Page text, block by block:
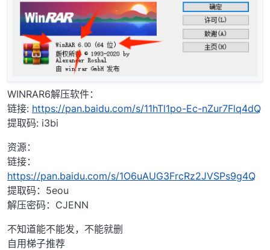
WINRAR6解压软件：
链接: https://pan.baidu.com/s/11hTl1po-Ec-nZur7Flq4dQ
提取码: i3bi
资源：
链接：
https://pan.baidu.com/s/1O6uAUG3FrcRz2JVSPs9g4Q
提取码：5eou
解压密码：CJENN
不知道能不能发，不能就删
自用梯子推荐